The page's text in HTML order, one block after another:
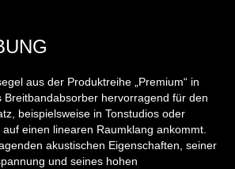
aus der Produktreihe „Premium“ in
Breitbandabsorber hervorragend für den
beispielsweise in Tonstudios oder
einen linearen Raumklang ankommt.
akustischen Eigenschaften, seiner
und seines hohen